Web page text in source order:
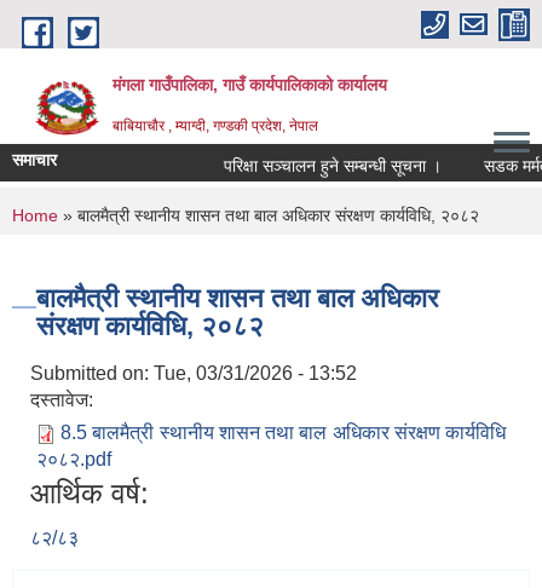
Skip to main content
मंगला गाउँपालिका, गाउँ कार्यपालिकाको कार्यालय
बाबियाचौर , म्याग्दी, गण्डकी प्रदेश, नेपाल
समाचार परिक्षा सञ्चालन हुने सम्बन्धी सूचना । सडक
You are here
Home » बालमैत्री स्थानीय शासन तथा बाल अधिकार संरक्षण कार्यविधि, २०८२
बालमैत्री स्थानीय शासन तथा बाल अधिकार
संरक्षण कार्यविधि, २०८२
Submitted on: Tue, 03/31/2026 - 13:52
दस्तावेज:
8.5 बालमैत्री स्थानीय शासन तथा बाल अधिकार संरक्षण कार्यविधि
२०८२.pdf
आर्थिक वर्ष:
८२/८३